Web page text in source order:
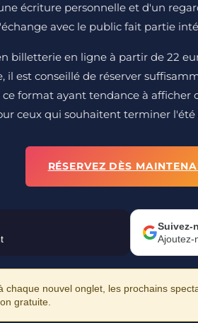
écriture personnelle et d'un
avec le public fait partie
billetterie en ligne à partir de 22
il est conseillé de réserver
ce format ayant tendance à
ceux qui souhaitent terminer l'été
RÉSERVEZ DÈS
Suivez-
Ajoutez-
chaque nouvel onglet, les prochains
gratuite.